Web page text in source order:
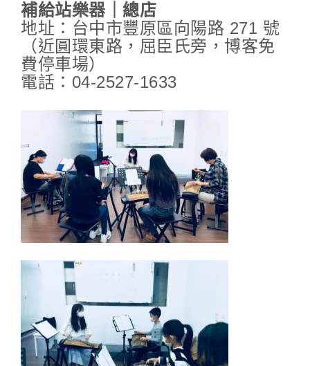
補給站樂器｜總店
地址：台中市豐原區向陽路 271 號
（近圓環東路，屈臣氏旁，博客免
費停車場）
電話：04-2527-1633